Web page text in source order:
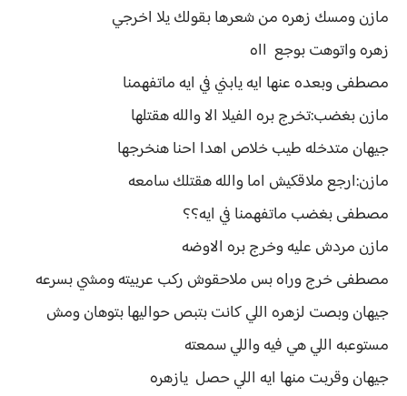
مازن ومسك زهره من شعرها بقولك يلا اخرجي
زهره واتوهت بوجع ااه
مصطفى وبعده عنها ايه يابني في ايه ماتفهمنا
مازن بغضب:تخرج بره الفيلا الا والله هقتلها
جيهان متدخله طيب خلاص اهدا احنا هنخرجها
مازن:ارجع ملاقكيش اما والله هقتلك سامعه
مصطفى بغضب ماتفهمنا في ايه؟؟
مازن مردش عليه وخرج بره الاوضه
مصطفى خرج وراه بس ملاحقوش ركب عربيته ومشي بسرعه
جيهان وبصت لزهره اللي كانت بتبص حواليها بتوهان ومش
مستوعبه اللي هي فيه واللي سمعته
جيهان وقربت منها ايه اللي حصل يازهره